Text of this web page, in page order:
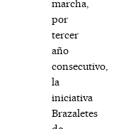
marcha,
por
tercer
año
consecutivo,
la
iniciativa
Brazaletes